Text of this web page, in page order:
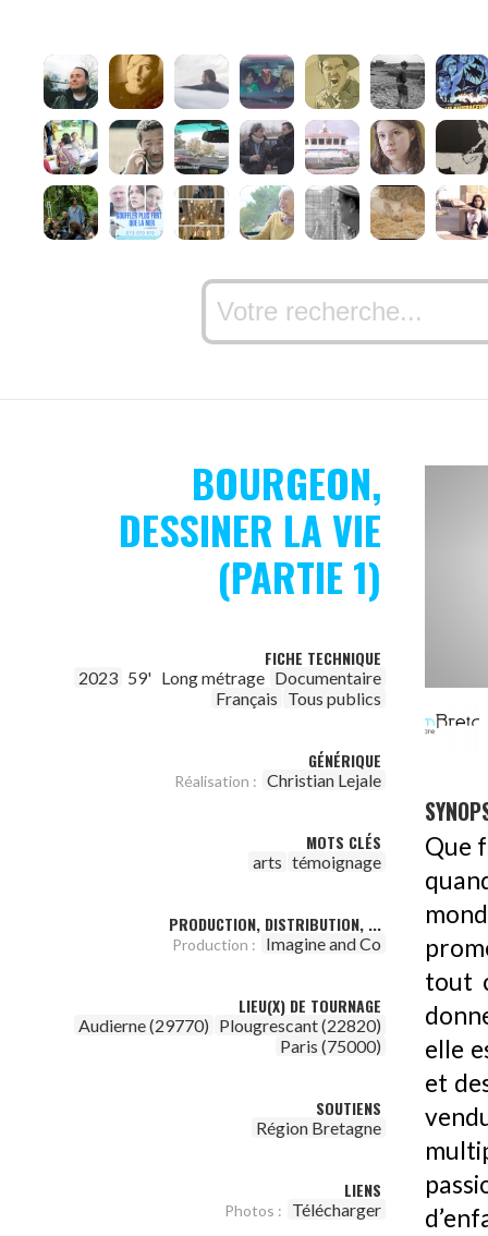
BOURGEON,
DESSINER LA VIE
(PARTIE 1)
FICHE TECHNIQUE
2023 59' Long métrage Documentaire
Français Tous publics
GÉNÉRIQUE
Réalisation : Christian Lejale
MOTS CLÉS
arts témoignage
PRODUCTION, DISTRIBUTION, ...
Production : Imagine and Co
LIEU(X) DE TOURNAGE
Audierne (29770) Plougrescant (22820)
Paris (75000)
SOUTIENS
Région Bretagne
LIENS
Photos : Télécharger
Que
tout
elle
et